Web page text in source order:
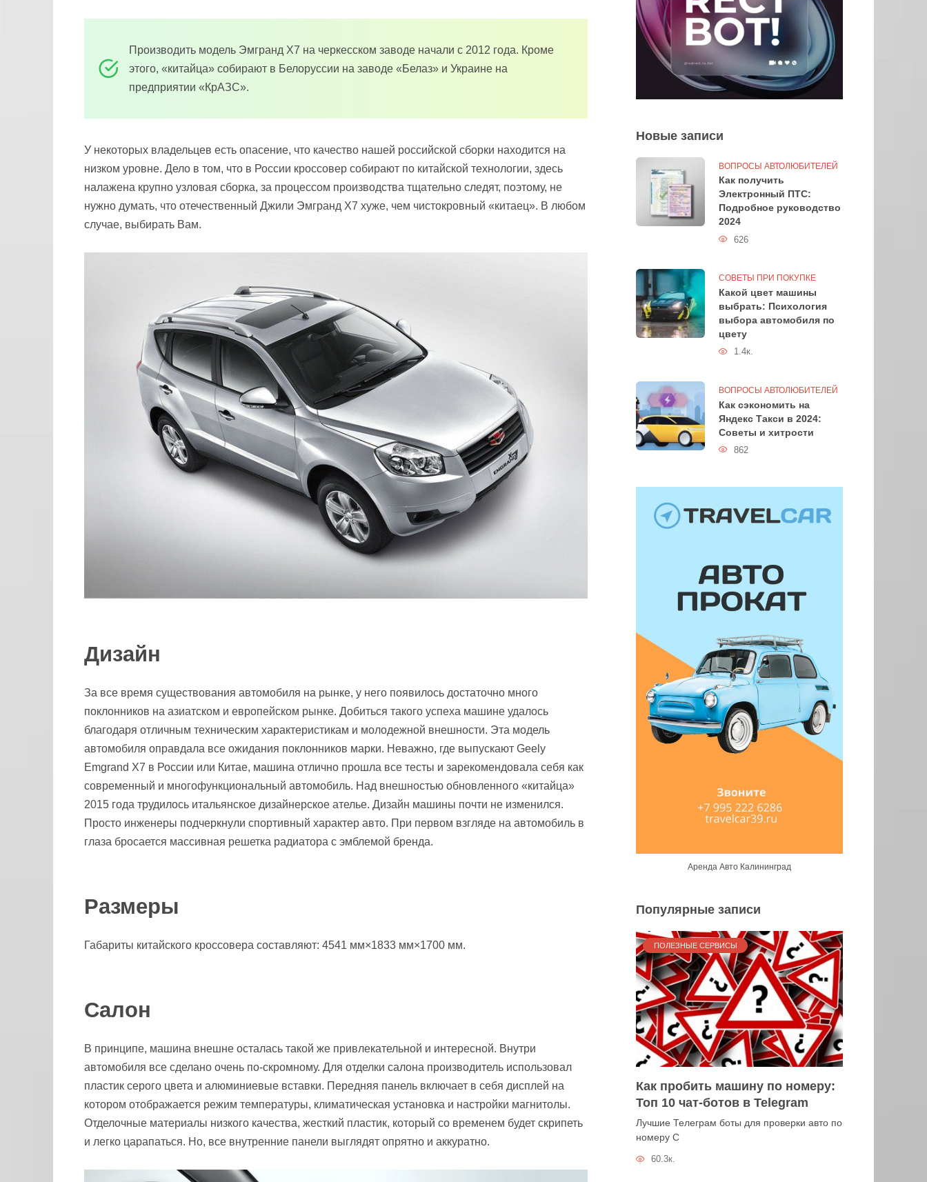
Производить модель Эмгранд Х7 на черкесском заводе начали с 2012 года. Кроме
этого, «китайца» собирают в Белоруссии на заводе «Белаз» и Украине на
предприятии «КрАЗС».
У некоторых владельцев есть опасение, что качество нашей российской сборки находится на
низком уровне. Дело в том, что в России кроссовер собирают по китайской технологии, здесь
налажена крупно узловая сборка, за процессом производства тщательно следят, поэтому, не
нужно думать, что отечественный Джили Эмгранд Х7 хуже, чем чистокровный «китаец». В любом
случае, выбирать Вам.
Дизайн
За все время существования автомобиля на рынке, у него появилось достаточно много
поклонников на азиатском и европейском рынке. Добиться такого успеха машине удалось
благодаря отличным техническим характеристикам и молодежной внешности. Эта модель
автомобиля оправдала все ожидания поклонников марки. Неважно, где выпускают Geely
Emgrand Х7 в России или Китае, машина отлично прошла все тесты и зарекомендовала себя как
современный и многофункциональный автомобиль. Над внешностью обновленного «китайца»
2015 года трудилось итальянское дизайнерское ателье. Дизайн машины почти не изменился.
Просто инженеры подчеркнули спортивный характер авто. При первом взгляде на автомобиль в
глаза бросается массивная решетка радиатора с эмблемой бренда.
Размеры
Габариты китайского кроссовера составляют: 4541 мм×1833 мм×1700 мм.
Салон
В принципе, машина внешне осталась такой же привлекательной и интересной. Внутри
автомобиля все сделано очень по-скромному. Для отделки салона производитель использовал
пластик серого цвета и алюминиевые вставки. Передняя панель включает в себя дисплей на
котором отображается режим температуры, климатическая установка и настройки магнитолы.
Отделочные материалы низкого качества, жесткий пластик, который со временем будет скрипеть
и легко царапаться. Но, все внутренние панели выглядят опрятно и аккуратно.
Новые записи
ВОПРОСЫ АВТОЛЮБИТЕЛЕЙ
Как получить
Электронный ПТС:
Подробное руководство
2024
626
СОВЕТЫ ПРИ ПОКУПКЕ
Какой цвет машины
выбрать: Психология
выбора автомобиля по
цвету
1.4к.
ВОПРОСЫ АВТОЛЮБИТЕЛЕЙ
Как сэкономить на
Яндекс Такси в 2024:
Советы и хитрости
862
Аренда Авто Калининград
Популярные записи
ПОЛЕЗНЫЕ СЕРВИСЫ
Как пробить машину по номеру:
Топ 10 чат-ботов в Telegram
Лучшие Телеграм боты для проверки авто по
номеру С
60.3к.